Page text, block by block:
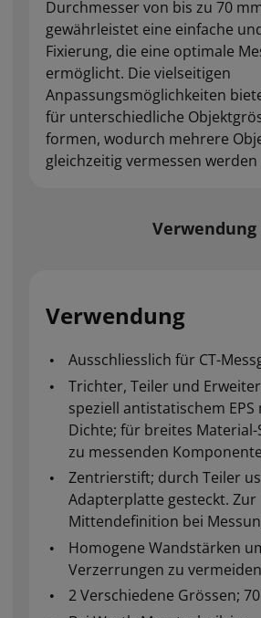
Durchmesser von bis zu 70
gewährleistet eine einfache
Fixierung, die eine optimale
ermöglicht. Die vielseitigen
Anpassungsmöglichkeiten
für unterschiedliche
formen, wodurch mehrere
gleichzeitig vermessen
Verwendung
Verwendung
Ausschliesslich für CT-
Trichter, Teiler und
speziell antistatischem
Dichte; für breites
zu messenden Komponente
Zentrierstift; durch Teiler
Adapterplatte gesteckt. Zur
Mittendefinition bei
Homogene Wandstärken
Verzerrungen zu vermeiden
2 Verschiedene Grössen;